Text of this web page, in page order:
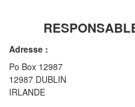
Adresse :
Po Box 12987
12987 DUBLIN
IRLANDE